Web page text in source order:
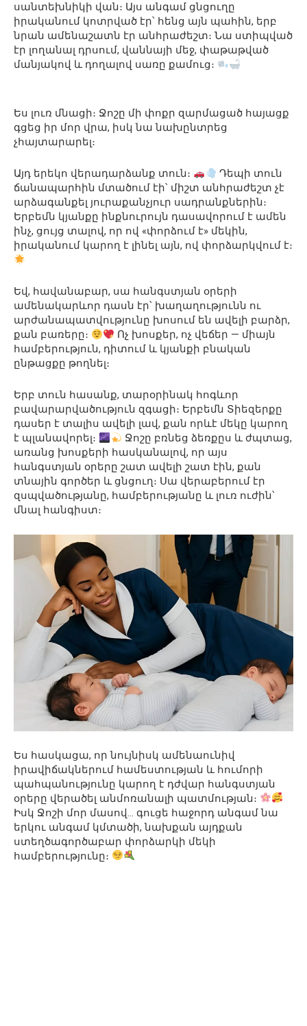
սանտեխնիկի վան։ Այս անգամ ցնցուղը
իրականում կոտրված էր՝ հենց այն պահին, երբ
նրան ամենաշատն էր անհրաժեշտ։ Նա ստիպված
էր լողանալ դրսում, վաննայի մեջ, փաթաթված
մանյակով և դողալով սառը քամուց։
Ես լուռ մնացի։ Ջոշը մի փոքր զարմացած հայացք
գցեց իր մոր վրա, իսկ նա նախընտրեց
չհայտարարել։
Այդ երեկո վերադարձանք տուն։
Դեպի տուն
ճանապարհին մտածում էի՝ միշտ անհրաժեշտ չէ
արձագանքել յուրաքանչյուր սադրանքներին։
Երբեմն կյանքը ինքնուրույն դասավորում է ամեն
ինչ, ցույց տալով, որ ով «փորձում է» մեկին,
իրականում կարող է լինել այն, ով փորձարկվում է։
Եվ, հավանաբար, սա հանգստյան օրերի
ամենակարևոր դասն էր՝ խաղաղությունն ու
արժանապատվությունը խոսում են ավելի բարձր,
քան բառերը։
Ոչ խոսքեր, ոչ վեճեր — միայն
համբերություն, դիտում և կյանքի բնական
ընթացքը թողնել։
Երբ տուն հասանք, տարօրինակ հոգևոր
բավարարվածություն զգացի։ Երբեմն Տիեզերքը
դասեր է տալիս ավելի լավ, քան որևէ մեկը կարող
է պլանավորել։
Ջոշը բռնեց ձեռքըս և ժպտաց,
առանց խոսքերի հասկանալով, որ այս
հանգստյան օրերը շատ ավելի շատ էին, քան
տնային գործեր և ցնցուղ։ Սա վերաբերում էր
զսպվածությանը, համբերությանը և լուռ ուժին՝
մնալ հանգիստ։
Ես հասկացա, որ նույնիսկ ամենաունիվ
իրավիճակներում համեստության և հումորի
պահպանությունը կարող է դժվար հանգստյան
օրերը վերածել անմոռանալի պատմության։
Իսկ Ջոշի մոր մասով… գուցե հաջորդ անգամ նա
երկու անգամ կմտածի, նախքան այդքան
ստեղծագործաբար փորձարկի մեկի
համբերությունը։